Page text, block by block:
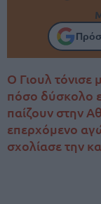
Ο Γιουλ τόνισε
πόσο δύσκολο
παίζουν στην
επερχόμενο
σχολίασε την